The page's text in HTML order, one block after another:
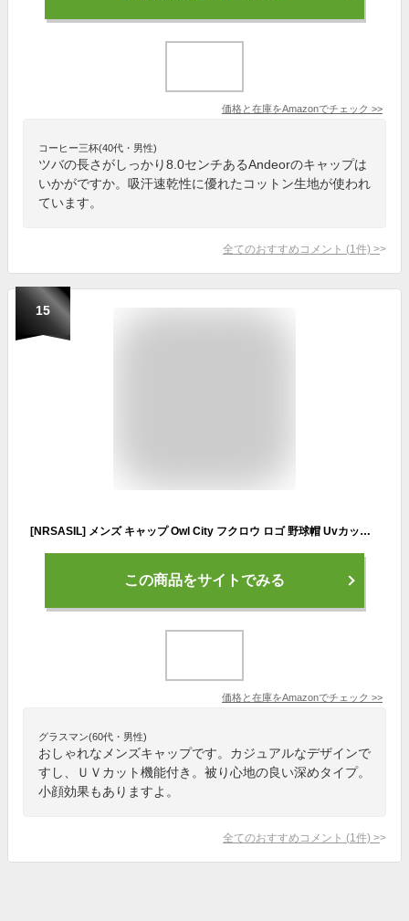
価格と在庫をAmazonでチェック >>
コーヒー三杯(40代・男性)
ツバの長さがしっかり8.0センチあるAndeorのキャップは
いかがですか。吸汗速乾性に優れたコットン生地が使われ
ています。
全てのおすすめコメント (1 件) >
15
[NRSASIL] メンズ キャップ Owl City フクロウ ロゴ 野球帽 Uvカット レディース 日焼け防止 ヒップホップ アウトドア 帽子 ゴルフ おしゃれ 深めタイプ ダンシング 釣り ベースボールキャップ 熱中症予防 ストリート 男女兼用 小顔効果
この商品をサイトでみる
価格と在庫をAmazonでチェック >>
グラスマン(60代・男性)
おしゃれなメンズキャップです。カジュアルなデザインで
すし、ＵＶカット機能付き。被り心地の良い深めタイプ。
小顔効果もありますよ。
全てのおすすめコメント (1 件) >